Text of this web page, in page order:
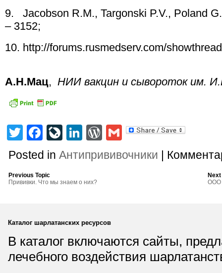
9. Jacobson R.M., Targonski P.V., Poland
– 3152;
10. http://forums.rusmedserv.com/
А.Н.Мац, НИИ вакцин и сывороток им.
TwitterFacebook
LiveJournal
LinkedIn
WordPress
Gmail
Posted inАнтипрививочники |
Previous Topic
Прививки. Что мы знаем о них?
ООО
Каталог шарлатанских ресурсов
В каталог включаются сайты,
лечебного воздействия